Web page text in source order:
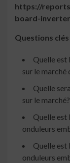
https://
board-
Questions
Quelle est
sur le marché
Quelle
sur le marché?
Quelle est
onduleurs
Quelle est
onduleurs